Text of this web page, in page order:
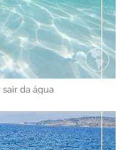
da água